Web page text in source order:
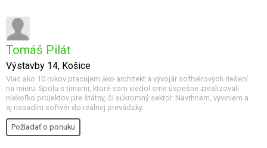
Tomáš Pilát
Výstavby 14, Košice
Viac ako 10 rokov pracujem ako architekt a vývojár softvérových riešení
na mieru. Spolu s tímami, ktoré som viedol sme úspešne zrealizovali
niekoľko projektov pre štátny, či súkromný sektor. Navrhnem, vyviniem a
aj nasadím softvér do reálnej prevádzky.
Požiadať o ponuku